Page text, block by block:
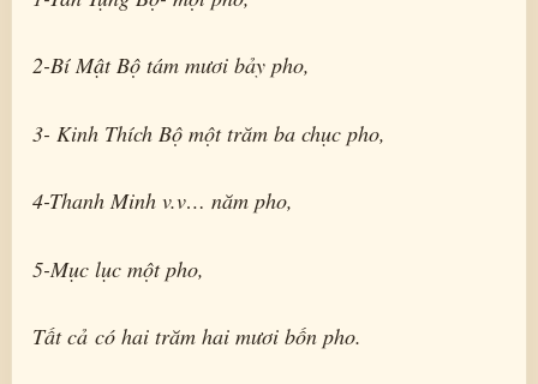
2-Bí Mật Bộ tám mươi bảy pho,
3- Kinh Thích Bộ một trăm ba chục pho,
4-Thanh Minh v.v… năm pho,
5-Mục lục một pho,
Tất cả có hai trăm hai mươi bốn pho.